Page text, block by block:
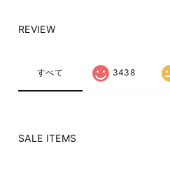
REVIEW
すべて 3438
SALE ITEMS